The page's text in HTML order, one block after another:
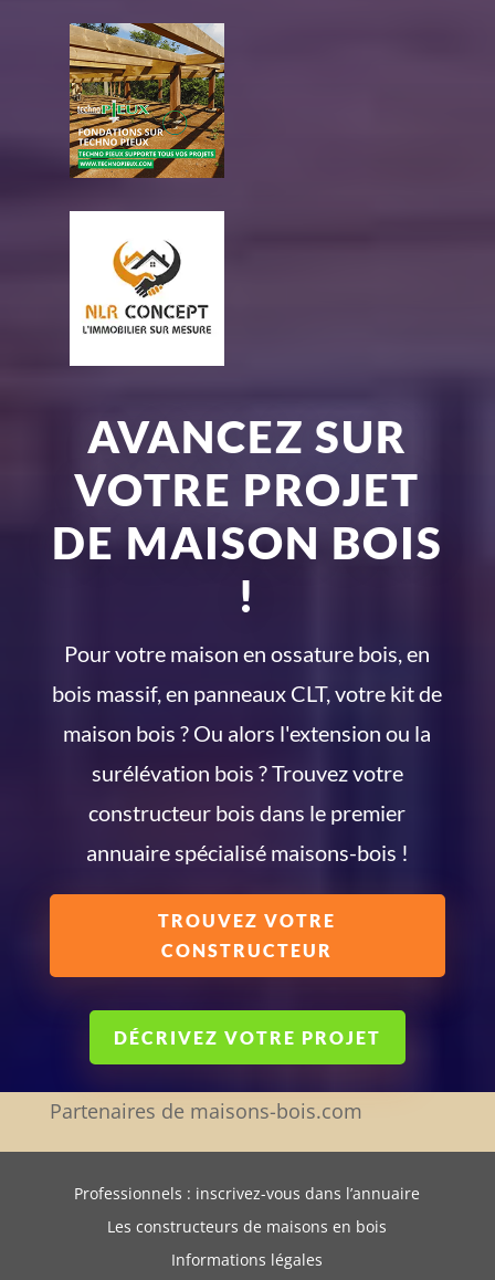
AVANCEZ SUR
VOTRE PROJET
DE MAISON BOIS
!
Pour votre maison en ossature bois, en
bois massif, en panneaux CLT, votre kit de
maison bois ? Ou alors l'extension ou la
surélévation bois ? Trouvez votre
constructeur bois dans le premier
annuaire spécialisé maisons-bois !
TROUVEZ VOTRE
CONSTRUCTEUR
DÉCRIVEZ VOTRE PROJET
Partenaires de maisons-bois.com
Professionnels : inscrivez-vous dans l’annuaire
Les constructeurs de maisons en bois
Informations légales